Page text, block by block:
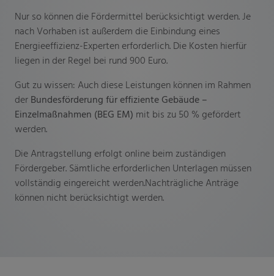
Nur so können die Fördermittel berücksichtigt werden. Je
nach Vorhaben ist außerdem die Einbindung eines
Energieeffizienz-Experten erforderlich. Die Kosten hierfür
liegen in der Regel bei rund 900 Euro.
Gut zu wissen: Auch diese Leistungen können im Rahmen
der Bundesförderung für effiziente Gebäude –
Einzelmaßnahmen (BEG EM) mit bis zu 50 % gefördert
werden.
Die Antragstellung erfolgt online beim zuständigen
Fördergeber. Sämtliche erforderlichen Unterlagen müssen
vollständig eingereicht werden.Nachträgliche Anträge
können nicht berücksichtigt werden.